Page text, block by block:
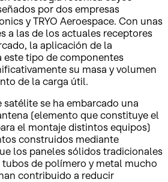
por dos empresas
y TRYO Aeroespace. Con unas
a las de los actuales receptores
la aplicación de la
tipo de componentes
su masa y volumen
de la carga útil.
satélite se ha embarcado una
(elemento que constituye el
el montaje distintos equipos)
construidos mediante
los paneles sólidos tradicionales
de polímero y metal mucho
contribuido a reducir